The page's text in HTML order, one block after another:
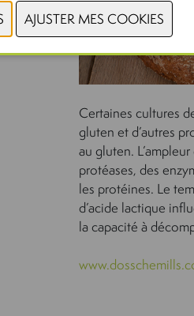
Certaines cultures
gluten et d’autres
au gluten.
protéases, des
les protéines. Le
d’acide lactique
la capacité à